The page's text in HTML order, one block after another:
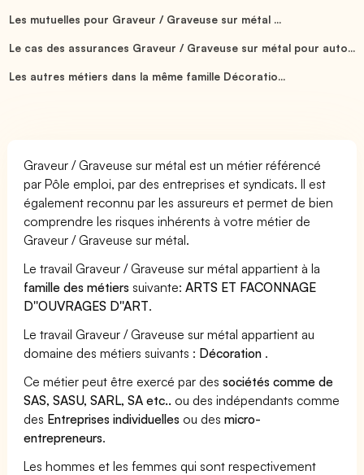
Les mutuelles pour Graveur / Graveuse sur métal ...
Le cas des assurances Graveur / Graveuse sur métal pour auto...
Les autres métiers dans la même famille Décoratio...
Graveur / Graveuse sur métal est un métier référencé
par Pôle emploi, par des entreprises et syndicats. Il est
également reconnu par les assureurs et permet de bien
comprendre les risques inhérents à votre métier de
Graveur / Graveuse sur métal.
Le travail Graveur / Graveuse sur métal appartient à la
famille des métiers suivante:ARTS ET FACONNAGE
D''OUVRAGES D''ART.
Le travail Graveur / Graveuse sur métal appartient au
domaine des métiers suivants : Décoration .
Ce métier peut être exercé par dessociétés comme de
SAS, SASU, SARL, SA etc.. ou des indépendants comme
des Entreprises individuelles ou desmicro-
entrepreneurs.
Les hommes et les femmes qui sont respectivement